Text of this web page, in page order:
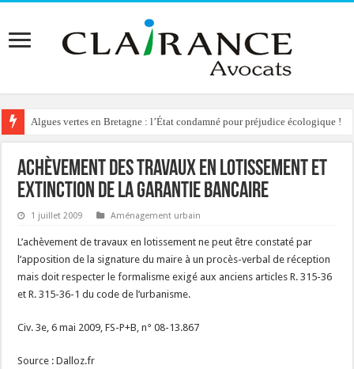
Algues vertes en Bretagne : l’État condamné pour préjudice écologique !
Achèvement des travaux en lotissement et
extinction de la garantie bancaire
1 juillet 2009 Aménagement urbain
L’achèvement de travaux en lotissement ne peut être constaté par
l’apposition de la signature du maire à un procès-verbal de réception
mais doit respecter le formalisme exigé aux anciens articles R. 315-36
et R. 315-36-1 du code de l’urbanisme.
Civ. 3e, 6 mai 2009, FS-P+B, n° 08-13.867
Source : Dalloz.fr